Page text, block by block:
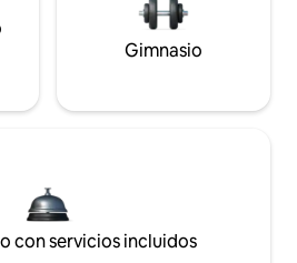
Gimnasio
con servicios incluidos